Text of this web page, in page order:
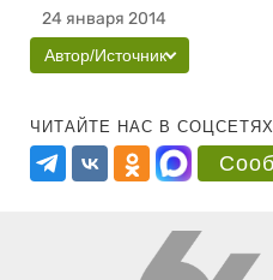
24 января 2014
Автор/Источник
ЧИТАЙТЕ НАС В